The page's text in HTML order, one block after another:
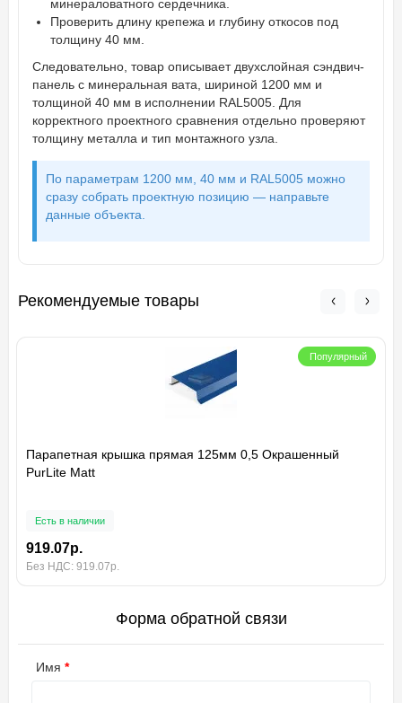
минераловатного сердечника.
Проверить длину крепежа и глубину откосов под
толщину 40 мм.
Следовательно, товар описывает двухслойная сэндвич-
панель с минеральная вата, шириной 1200 мм и
толщиной 40 мм в исполнении RAL5005. Для
корректного проектного сравнения отдельно проверяют
толщину металла и тип монтажного узла.
По параметрам 1200 мм, 40 мм и RAL5005 можно
сразу собрать проектную позицию — направьте
данные объекта.
Рекомендуемые товары
Популярный
Парапетная крышка прямая 125мм 0,5 Окрашенный
PurLite Мatt
Есть в наличии
919.07р.
Без НДС: 919.07р.
Форма обратной связи
Имя